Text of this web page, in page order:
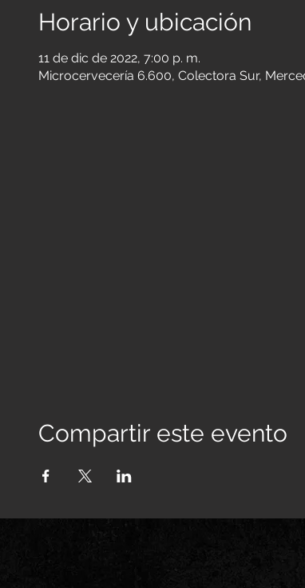
Horario y ubicación
11 de dic de 2022, 7:00 p. m.
Microcervecería 6.600, Colectora Sur,
Compartir este evento